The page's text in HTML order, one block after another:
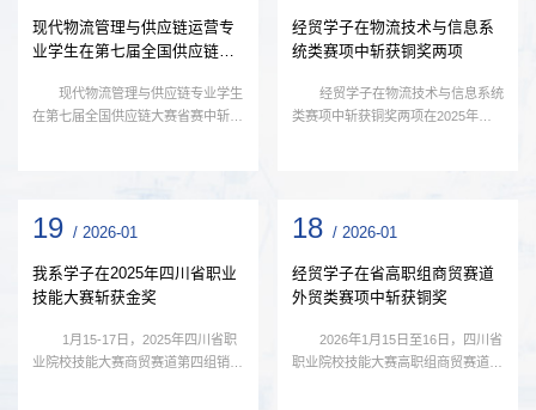
现代物流管理与供应链运营专
业学生在第七届全国供应链大
现代物流管理与供应链专业学生
在第七届全国供应链大赛省赛中斩获
经贸学子在物流技术与信息系
统类赛项中斩获铜奖两项
经贸学子在物流技术与信息系统
类赛项中斩获铜奖两项在2025年四
19 / 2026-01
我系学子在2025年四川省职业
技能大赛斩获金奖
1月15-17日，2025年四川省职
业院校技能大赛商贸赛道第四组销售
18 / 2026-01
经贸学子在省高职组商贸赛道
外贸类赛项中斩获铜奖
2026年1月15日至16日，四川省
职业院校技能大赛高职组商贸赛道